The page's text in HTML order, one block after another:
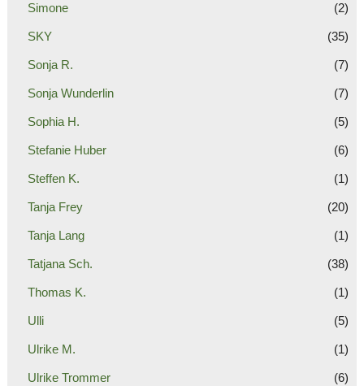
Simone (2)
SKY (35)
Sonja R. (7)
Sonja Wunderlin (7)
Sophia H. (5)
Stefanie Huber (6)
Steffen K. (1)
Tanja Frey (20)
Tanja Lang (1)
Tatjana Sch. (38)
Thomas K. (1)
Ulli (5)
Ulrike M. (1)
Ulrike Trommer (6)